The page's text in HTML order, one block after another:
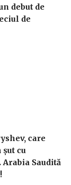
debut de
de
care
șut cu
Saudită